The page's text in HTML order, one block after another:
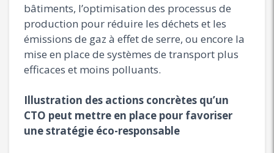
bâtiments, l’optimisation des processus de
production pour réduire les déchets et les
émissions de gaz à effet de serre, ou encore la
mise en place de systèmes de transport plus
efficaces et moins polluants.
Illustration des actions concrètes qu’un
CTO peut mettre en place pour favoriser
une stratégie éco-responsable